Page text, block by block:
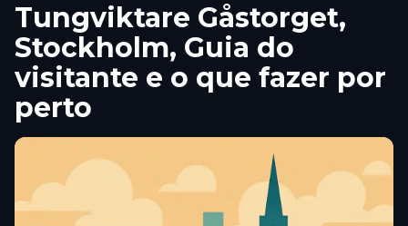
Tungviktare Gåstorget,
Stockholm, Guia do
visitante e o que fazer por
perto